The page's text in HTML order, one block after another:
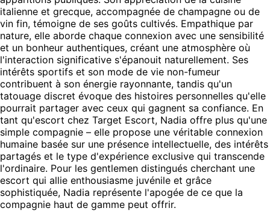
italienne et grecque, accompagnée de champagne ou de
vin fin, témoigne de ses goûts cultivés. Empathique par
nature, elle aborde chaque connexion avec une sensibilité
et un bonheur authentiques, créant une atmosphère où
l'interaction significative s'épanouit naturellement. Ses
intérêts sportifs et son mode de vie non-fumeur
contribuent à son énergie rayonnante, tandis qu'un
tatouage discret évoque des histoires personnelles qu'elle
pourrait partager avec ceux qui gagnent sa confiance. En
tant qu'escort chez Target Escort, Nadia offre plus qu'une
simple compagnie – elle propose une véritable connexion
humaine basée sur une présence intellectuelle, des intérêts
partagés et le type d'expérience exclusive qui transcende
l'ordinaire. Pour les gentlemen distingués cherchant une
escort qui allie enthousiasme juvénile et grâce
sophistiquée, Nadia représente l'apogée de ce que la
compagnie haut de gamme peut offrir.